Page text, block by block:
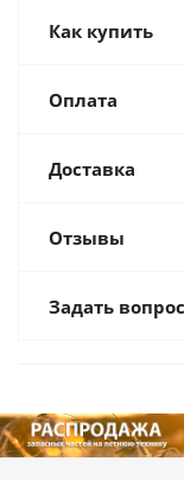
Как купить
Оплата
Доставка
Отзывы
Задать вопрос